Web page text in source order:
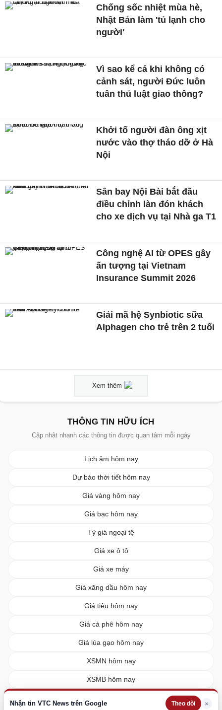
Nhận tin VTC News trên Google Theo dõi ×
Chống sốc nhiệt mùa hè,
Nhật Bản làm 'tủ lạnh cho
người'
Vì sao kể cả khi không có
cảnh sát, người Đức luôn
tuân thủ luật giao thông?
Khởi tố người đàn ông xịt
nước vào thợ tháo dỡ ở Hà
Nội
Sân bay Nội Bài bắt đầu
điều chỉnh làn đón khách
cho xe dịch vụ tại Nhà ga T1
Công nghệ AI từ OPES gây
ấn tượng tại Vietnam
Insurance Summit 2026
Giải mã hệ Synbiotic sữa
Alphagen cho trẻ trên 2 tuổi
Xem thêm
THÔNG TIN HỮU ÍCH
Cập nhật nhanh các thông tin được quan tâm mỗi ngày
Lịch âm hôm nay
Dự báo thời tiết hôm nay
Giá vàng hôm nay
Giá bạc hôm nay
Tỷ giá ngoại tệ
Giá xe ô tô
Giá xe máy
Giá xăng dầu hôm nay
Giá tiêu hôm nay
Giá cà phê hôm nay
Giá lúa gạo hôm nay
XSMN hôm nay
XSMB hôm nay